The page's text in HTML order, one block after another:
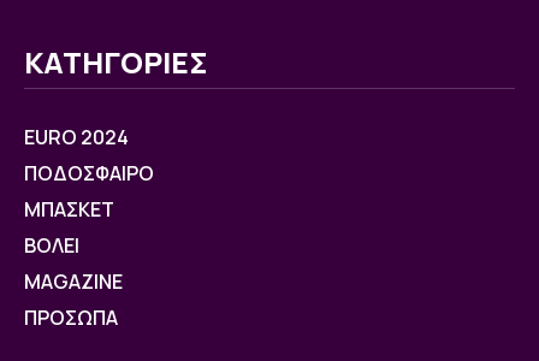
ΚΑΤΗΓΟΡΙΕΣ
EURO 2024
ΠΟΔΟΣΦΑΙΡΟ
ΜΠΑΣΚΕΤ
ΒOΛΕΙ
MAGAZINE
ΠΡΟΣΩΠΑ